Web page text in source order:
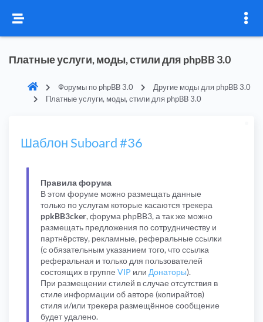
Платные услуги, моды, стили для phpBB 3.0
Форумы по phpBB 3.0
Другие моды для phpBB 3.0
Платные услуги, моды, стили для phpBB 3.0
Шаблон Suboard #36
Правила форума
В этом форуме можно размещать данные
только по услугам которые касаются трекера
ppkBB3cker, форума phpBB3, а так же можно
размещать предложения по сотрудничеству и
партнёрству, рекламные, реферальные ссылки
(с обязательным указанием того, что ссылка
реферальная и только для пользователей
состоящих в группе VIP или Донаторы).
При размещении стилей в случае отсутствия в
стиле информации об авторе (копирайтов)
стиля и/или трекера размещённое сообщение
будет удалено.